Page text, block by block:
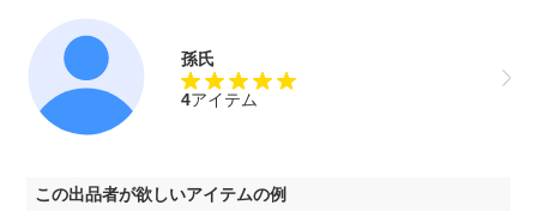
孫氏
4アイテム
この出品者が欲しいアイテムの例